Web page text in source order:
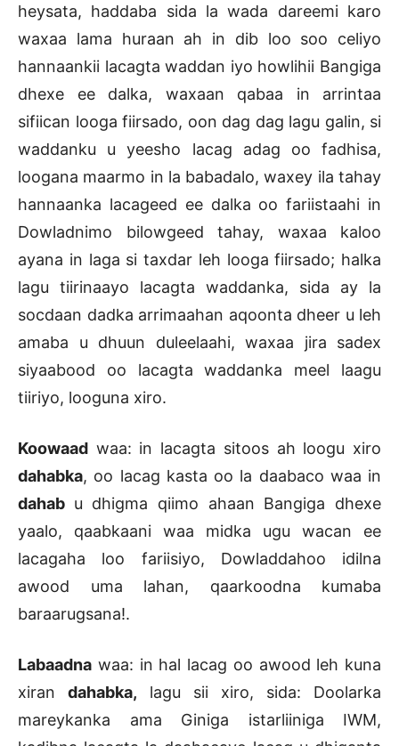
heysata, haddaba sida la wada dareemi karo
waxaa lama huraan ah in dib loo soo celiyo
hannaankii lacagta waddan iyo howlihii Bangiga
dhexe ee dalka, waxaan qabaa in arrintaa
sifiican looga fiirsado, oon dag dag lagu galin, si
waddanku u yeesho lacag adag oo fadhisa,
loogana maarmo in la babadalo, waxey ila tahay
hannaanka lacageed ee dalka oo fariistaahi in
Dowladnimo bilowgeed tahay, waxaa kaloo
ayana in laga si taxdar leh looga fiirsado; halka
lagu tiirinaayo lacagta waddanka, sida ay la
socdaan dadka arrimaahan aqoonta dheer u leh
amaba u dhuun duleelaahi, waxaa jira sadex
siyaabood oo lacagta waddanka meel laagu
tiiriyo, looguna xiro.
Koowaad waa: in lacagta sitoos ah loogu xiro
dahabka, oo lacag kasta oo la daabaco waa in
dahab u dhigma qiimo ahaan Bangiga dhexe
yaalo, qaabkaani waa midka ugu wacan ee
lacagaha loo fariisiyo, Dowladdahoo idilna
awood uma lahan, qaarkoodna kumaba
baraarugsana!.
Labaadna waa: in hal lacag oo awood leh kuna
xiran dahabka, lagu sii xiro, sida: Doolarka
mareykanka ama Giniga istarliiniga IWM,